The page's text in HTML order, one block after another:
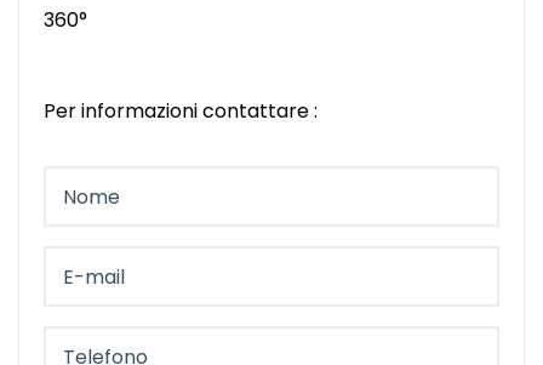
360°
Per informazioni contattare :